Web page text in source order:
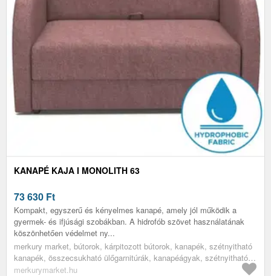
KANAPÉ KAJA I MONOLITH 63
73 630 Ft
Kompakt, egyszerű és kényelmes kanapé, amely jól működik a
gyermek- és ifjúsági szobákban. A hidrofób szövet használatának
köszönhetően védelmet ny...
merkury market, bútorok, kárpitozott bútorok, kanapék, szétnyitható
kanapék, összecsukható ülőgarnitúrák, kanapéágyak, szétnyitható
kanapék alvásra, kinyitható kanapé, gyerek szófa, egyszemélyes
merkurymarket.hu